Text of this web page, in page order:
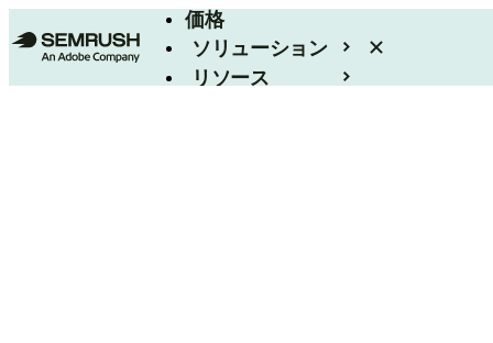
価格
ソリューション
リソース